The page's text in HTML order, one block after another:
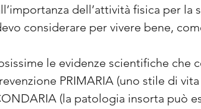
dell’attività fisica per
considerare per vivere bene,
le evidenze scientifiche che
PRIMARIA (uno stile di
(la patologia insorta può